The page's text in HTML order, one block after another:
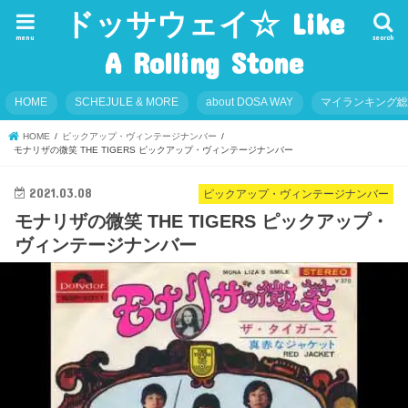
ドッサウェイ☆ Like
A Rolling Stone
search
menu
HOME SCHEJULE & MORE about DOSA WAY マイランキング
HOME
ピックアップ・ヴィンテージナンバー
モナリザの微笑 THE TIGERS ピックアップ・ヴィンテージナンバー
ピックアップ・ヴィンテージナンバー
2021.03.08
モナリザの微笑 THE TIGERS ピックアップ・
ヴィンテージナンバー